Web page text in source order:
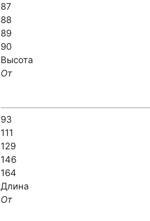
87
88
89
90
Высота
От
93
111
129
146
164
Длина
От